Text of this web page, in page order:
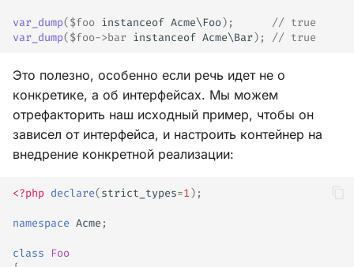
var_dump($foo instanceof Acme\Foo);
// true
var_dump($foo->bar instanceof Acme\Bar); // true
Это полезно, особенно если речь идет не о
конкретике, а об интерфейсах. Мы можем
отрефакторить наш исходный пример, чтобы он
зависел от интерфейса, и настроить контейнер на
внедрение конкретной реализации:
<?php declare(strict_types=1);
namespace Acme ;
class
Foo